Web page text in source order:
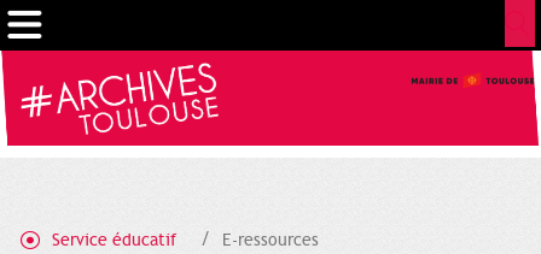
Service éducatif
E-ressources
Cookies management panel